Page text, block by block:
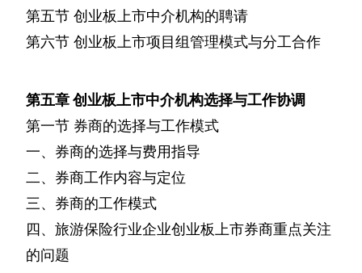
第五节 创业板上市中介机构的聘请
第六节 创业板上市项目组管理模式与分工合作
第五章创业板上市中介机构选择与工作协调
第一节 券商的选择与工作模式
一、券商的选择与费用指导
二、券商工作内容与定位
三、券商的工作模式
四、旅游保险行业企业创业板上市券商重点关注
的问题